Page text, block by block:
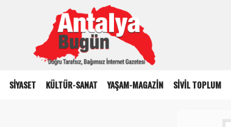
SİYASET KÜLTÜR-SANAT YAŞAM-MAGAZİN SİVİL TOPLUM